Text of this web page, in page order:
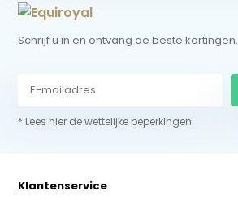
Schrijf u in en ontvang de beste kortingen.
* Lees hier de wettelijke beperkingen
Klantenservice